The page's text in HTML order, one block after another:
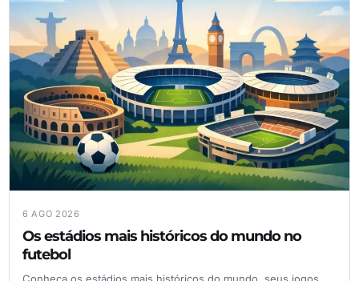
6 AGO 2026
Os estádios mais históricos do mundo no
futebol
Conheça os estádios mais históricos do mundo, seus jogos